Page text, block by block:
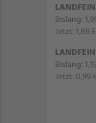
Bislang:
Jetzt: 1,89
Bislang:
Jetzt: 0,99